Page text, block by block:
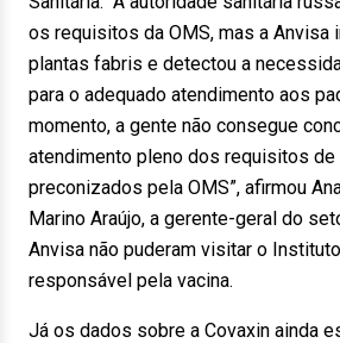
os requisitos da OMS, mas a Anvisa
plantas fabris e detectou a
para o adequado atendimento aos
momento, a gente não consegue
atendimento pleno dos requisitos de
preconizados pela OMS”, afirmou
Marino Araújo, a gerente-geral do
Anvisa não puderam visitar o
responsável pela vacina.
Já os dados sobre a Covaxin ainda